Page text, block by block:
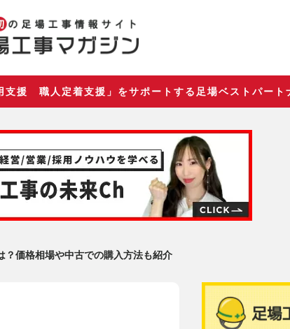
援 職人定着支援」をサポートする足場ベストパート
？価格相場や中古での購入方法も紹介